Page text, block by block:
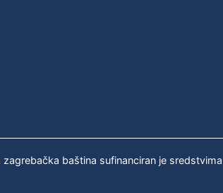
zagrebačka baština sufinanciran je